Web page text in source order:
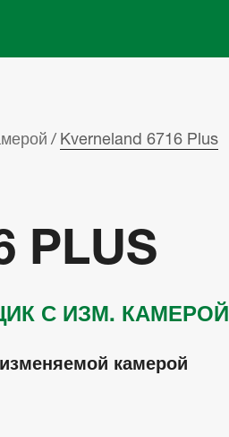
Kverneland 6716 Plus
PLUS
С ИЗМ. КАМЕРОЙ
камерой